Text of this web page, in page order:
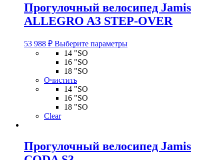
Прогулочный велосипед Jamis
ALLEGRO A3 STEP-OVER
53 988 ₽ Выберите параметрыЭтот
14 "SO
16 "SO
18 "SO
Очистить
14 "SO
16 "SO
18 "SO
Clear
Прогулочный велосипед Jamis